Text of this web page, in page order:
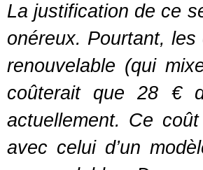
La justification de ce
onéreux. Pourtant,
renouvelable (qui
coûterait que 28 €
actuellement. Ce
avec celui d’un